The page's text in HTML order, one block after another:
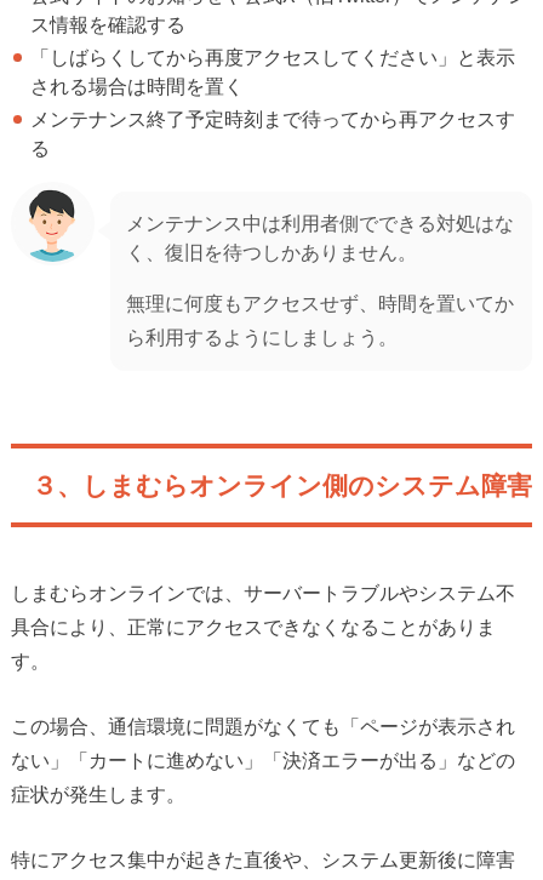
ス情報を確認する
「しばらくしてから再度アクセスしてください」と表示
される場合は時間を置く
メンテナンス終了予定時刻まで待ってから再アクセスす
る
メンテナンス中は利用者側でできる対処はな
く、復旧を待つしかありません。
無理に何度もアクセスせず、時間を置いてか
ら利用するようにしましょう。
３、しまむらオンライン側のシステム障害
しまむらオンラインでは、サーバートラブルやシステム不
具合により、正常にアクセスできなくなることがありま
す。
この場合、通信環境に問題がなくても「ページが表示され
ない」「カートに進めない」「決済エラーが出る」などの
症状が発生します。
特にアクセス集中が起きた直後や、システム更新後に障害